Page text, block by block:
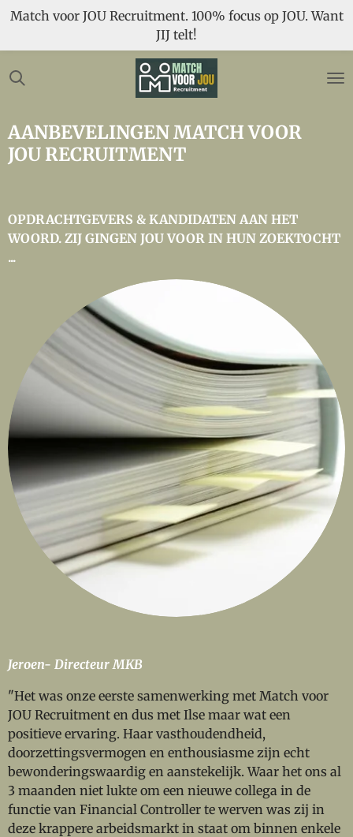
Ga
naar
de
Match voor JOU Recruitment. 100% focus op JOU. Want
JIJ telt!
AANBEVELINGEN MATCH VOOR
JOU RECRUITMENT
OPDRACHTGEVERS & KANDIDATEN AAN HET
WOORD. ZIJ GINGEN JOU VOOR IN HUN ZOEKTOCHT
...
Jeroen- Directeur MKB
"Het was onze eerste samenwerking met Match voor
JOU Recruitment en dus met Ilse maar wat een
positieve ervaring. Haar vasthoudendheid,
doorzettingsvermogen en enthousiasme zijn echt
bewonderingswaardig en aanstekelijk. Waar het ons al
3 maanden niet lukte om een nieuwe collega in de
functie van Financial Controller te werven was zij in
deze krappere arbeidsmarkt in staat om binnen enkele